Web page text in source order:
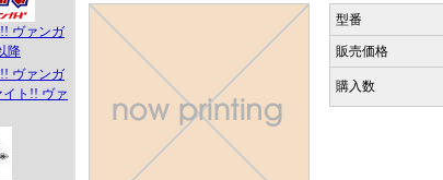
ヴァンガ
降
ヴァンガ
イト!! ヴァ
型番
販売価格
購入数